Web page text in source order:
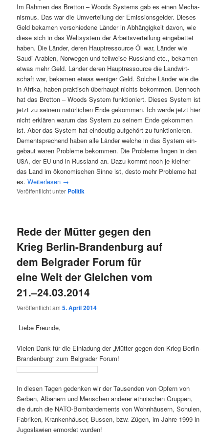
Im Rah­men des Bret­ton – Woods Sys­tems gab es einen Mecha­
nis­mus. Das war die Umver­tei­lung der Emis­si­ons­gel­der. Die­ses
Geld beka­men ver­schie­de­ne Län­der in Abhän­gig­keit davon, wie
die­se sich in das Welt­sys­tem der Arbeits­ver­tei­lung ein­ge­bet­tet
haben. Die Län­der, deren Haupt­res­sour­ce Öl war, Län­der wie
Sau­di Ara­bi­en, Nor­we­gen und teil­wei­se Russ­land etc., beka­men
etwas mehr Geld. Län­der deren Haupt­res­sour­ce die Land­wirt­
schaft war, beka­men etwas weni­ger Geld. Sol­che Län­der wie die
in Afri­ka, haben prak­tisch über­haupt nichts bekom­men. Den­noch
hat das Bret­ton – Woods Sys­tem funk­tio­niert. Die­ses Sys­tem ist
jetzt zu sei­nem natür­li­chen Ende gekom­men. Ich wer­de jetzt hier
nicht erklä­ren war­um das Sys­tem zu sei­nem Ende gekom­men
ist. Aber das Sys­tem hat ein­deu­tig auf­ge­hört zu funktionieren.
Dem­entspre­chend haben alle Län­der wel­che in das Sys­tem ein­
ge­baut waren Pro­ble­me bekom­men. Die Pro­ble­me fin­gen in den
USA, der EU und in Russ­land an. Dazu kommt noch je klei­ner
das Land im öko­no­mi­schen Sin­ne ist, des­to mehr Pro­ble­me hat
es. Wei­ter­le­sen →
Veröffentlicht unter Politik
Rede der Mütter gegen den
Krieg Berlin-Brandenburg auf
dem Belgrader Forum für
eine Welt der Gleichen vom
21.–24.03.2014
Veröffentlicht am5. April 2014
Lie­be Freunde,
Vie­len Dank für die Ein­la­dung der „Müt­ter gegen den Krieg Ber­lin-
Bran­den­burg“ zum Bel­gra­der Forum!
In die­sen Tagen geden­ken wir der Tau­sen­den von Opfern von
Ser­ben, Alba­nern und Men­schen ande­rer eth­ni­schen Grup­pen,
die durch die NATO-Bom­bar­de­ments von Wohn­häu­sern, Schu­len,
Fabri­ken, Kran­ken­häu­ser, Bus­sen, bzw. Zügen, im Jah­re 1999 in
Jugo­sla­wi­en ermor­det wurden!